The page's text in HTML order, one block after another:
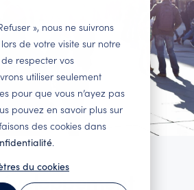
», nous ne suivrons
de votre visite sur notre
respecter vos
utiliser seulement
pour que vous n’ayez pas
pouvez en savoir plus sur
des cookies dans
.
du cookies
que
de
Gestion du
changement – Des
engagés font la
différence
Nous vous
accompagnons dans
le travail
données en actions
Des clients satisfaits
restent fidèles.
Réduisez les
vacances et les
adaptations
coûteuses. Suivez
tous les points de
contact importants
et augmentez vos
revenus.
Management
du
ici
Webinaires
Vous trouverez ici
nos webinaires, à
venir ainsi que ceux
qui ont été
enregistrés.